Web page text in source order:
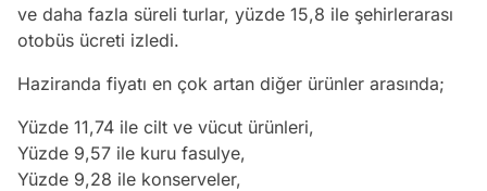
ve daha fazla süreli turlar, yüzde 15,8 ile şehirlerarası
otobüs ücreti izledi.
Haziranda fiyatı en çok artan diğer ürünler arasında;
Yüzde 11,74 ile cilt ve vücut ürünleri,
Yüzde 9,57 ile kuru fasulye,
Yüzde 9,28 ile konserveler,